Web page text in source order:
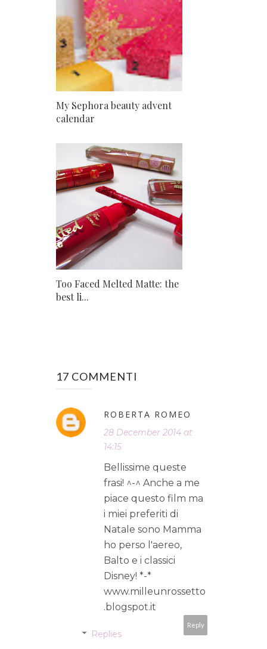
My Sephora beauty advent
calendar
Too Faced Melted Matte: the
best li...
17 COMMENTI
ROBERTA ROMEO
28 December 2014 at
14:15
Bellissime queste
frasi! ^-^ Anche a me
piace questo film ma
i miei preferiti di
Natale sono Mamma
ho perso l'aereo,
Balto e i classici
Disney! *-*
www.milleunrossetto
.blogspot.it
Reply
Replies